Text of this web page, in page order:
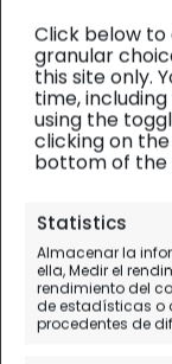
Click below
granular
this site only.
time,
using the
clicking on
bottom of the
Statistics
Almacenar la
ella, Medir el
rendimiento del
de estadísticas o
procedentes de
Vava'u